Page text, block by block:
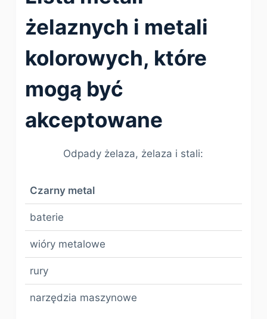
żelaznych i metali
kolorowych, które
mogą być
akceptowane
Odpady żelaza, żelaza i stali:
Czarny metal
baterie
wióry metalowe
rury
narzędzia maszynowe